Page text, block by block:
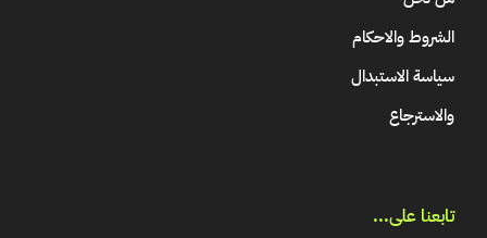
الشروط والاحكام
سياسة الاستبدال
والاسترجاع
تابعنا على...​